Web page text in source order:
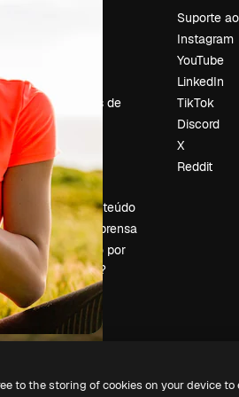
Tendências de
pesquisa
Blog
Eventos
Slidesgo
Vender conteúdo
Sala de imprensa
Procurando por
magnific.ai?
Suporte
Instagram
YouTube
LinkedIn
TikTok
Discord
X
Reddit
to the storing of cookies on your device